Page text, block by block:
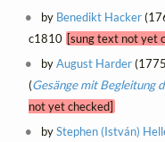
by Benedikt Hacker
c1810 [sung text not yet
byAugust Harder
(Gesänge mit Begleitung
not yet checked]
byStephen (István)